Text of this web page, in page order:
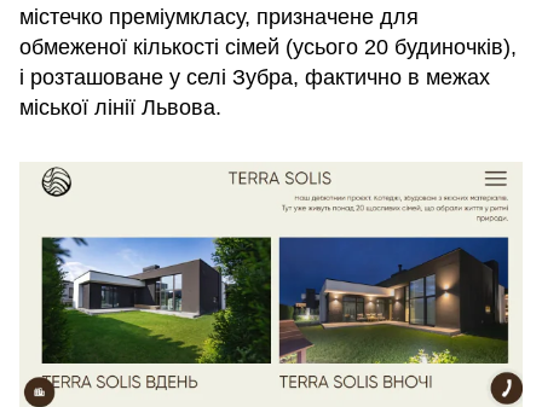
містечко преміумкласу, призначене для
обмеженої кількості сімей (усього 20 будиночків),
і розташоване у селі Зубра, фактично в межах
міської лінії Львова.